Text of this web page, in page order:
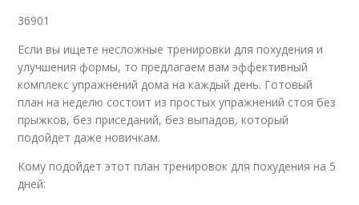
36901
Если вы ищете несложные тренировки для похудения и
улучшения формы, то предлагаем вам эффективный
комплекс упражнений дома на каждый день. Готовый
план на неделю состоит из простых упражнений стоя без
прыжков, без приседаний, без выпадов, который
подойдет даже новичкам.
Кому подойдет этот план тренировок для похудения на 5
дней: